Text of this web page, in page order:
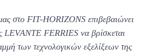
στο FIT-HORIZONS επιβεβαιώνει
LEVANTE FERRIES να βρίσκεται
των τεχνολογικών εξελίξεων της